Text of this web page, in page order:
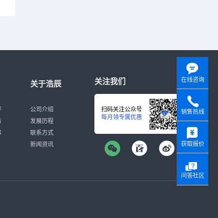
关于浩辰
公司介绍
发展历程
联系方式
新闻资讯
关注我们
扫码关注公众号
每月领专属优惠
在线咨询
销售热线
获取报价
问答社区